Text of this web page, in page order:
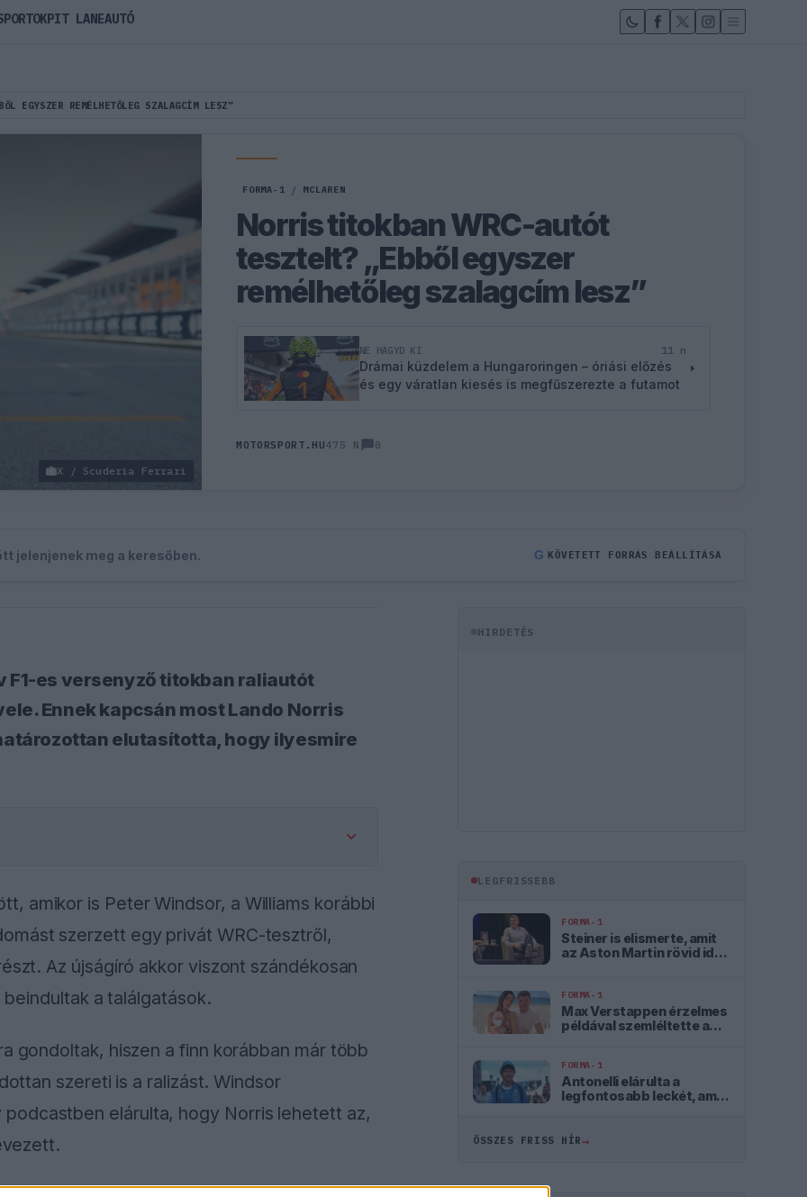
EGYSZER REMÉLHETŐLEG SZALAGCÍM LESZ”
X / Scuderia Ferrari
FORMA-1 / MCLAREN
Norris titokban WRC-autót
tesztelt? „Ebből egyszer
remélhetőleg szalagcím lesz”
NE HAGYD KI 11 n
Drámai küzdelem a Hungaroringen – óriási előzés
és egy váratlan kiesés is megfűszerezte a futamot
MOTORSPORT.HU475 N 0
jelenjenek meg a keresőben. G KÖVETETT FORRÁS BEÁLLÍTÁSA
F1-es versenyző titokban raliautót
Ennek kapcsán most Lando Norris
elutasította, hogy ilyesmire
amikor is Peter Windsor, a Williams korábbi
szerzett egy privát WRC-tesztről,
Az újságíró akkor viszont szándékosan
a találgatások.
gondoltak, hiszen a finn korábban már több
szereti is a ralizást. Windsor
elárulta, hogy Norris lehetett az,
HIRDETÉS
LEGFRISSEBB
FORMA-1
Steiner is elismerte, amit
az Aston Martin rövid idő
FORMA-1
Max Verstappen érzelmes
példával szemléltette a
FORMA-1
Antonelli elárulta a
legfontosabb leckét, amit
ÖSSZES FRISS HÍR→
PIT LANEAUTÓ